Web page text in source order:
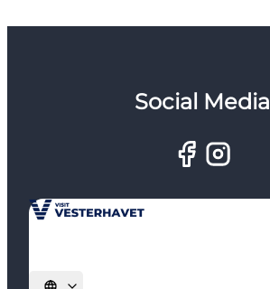
Social Media